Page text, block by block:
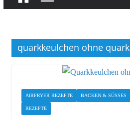
quarkkeulchen ohne quark
AIRFRYER REZEPTE BACKEN & SÜSSES
REZEPTE